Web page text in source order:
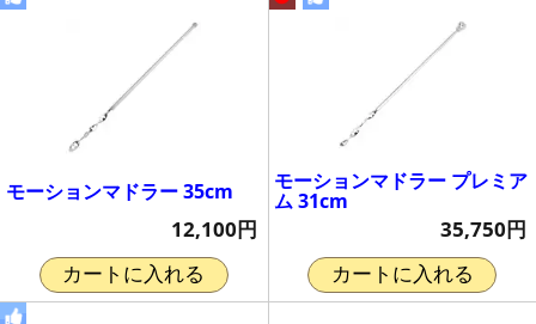
モーションマドラー 35cm
12,100円
カートに入れる
モーションマドラー プレミア
ム 31cm
35,750円
カートに入れる